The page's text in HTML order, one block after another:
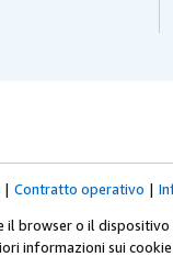
| Contratto operativo |
il browser o il
informazioni sui